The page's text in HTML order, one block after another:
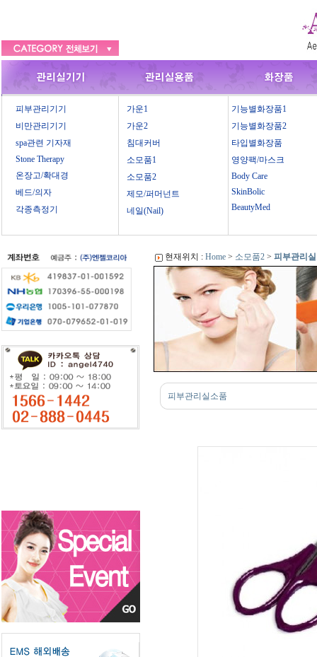
피부관리기기
비만관리기기
spa관련 기자재
Stone Therapy
온장고/확대경
베드/의자
각종측정기
가운1
가운2
침대커버
소모품1
소모품2
제모/퍼머넌트
네일(Nail)
기능별화장품1
기능별화장품2
타입별화장품
영양팩/마스크
Body Care
SkinBolic
BeautyMed
현재위치 : Home > 소모품2 > 피부관리
피부관리실소품